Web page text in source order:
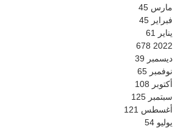
مارس 45
فبراير 45
يناير
61
2022
678
ديسمبر 39
نوفمبر 65
أكتوبر 108
سبتمبر 125
أغسطس 121
يوليو 54